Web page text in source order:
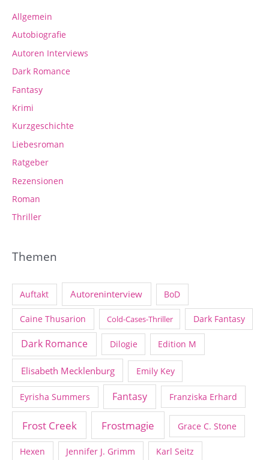
Allgemein
Autobiografie
Autoren Interviews
Dark Romance
Fantasy
Krimi
Kurzgeschichte
Liebesroman
Ratgeber
Rezensionen
Roman
Thriller
Themen
Auftakt Autoreninterview BoD
Caine Thusarion Cold-Cases-Thriller Dark Fantasy
Dark Romance Dilogie Edition M
Elisabeth Mecklenburg Emily Key
Eyrisha Summers Fantasy Franziska Erhard
Frost Creek Frostmagie Grace C. Stone
Hexen Jennifer J. Grimm Karl Seitz